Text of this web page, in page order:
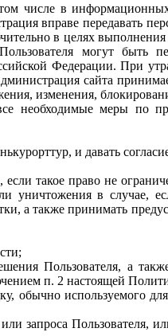
числе в
вправе передавать
в целях
могут быть
Федерации. При
сайта
изменения,
необходимые меры по
и давать
такое право не
уничтожения в случае,
а также принимать
Пользователя, а
п. 2 настоящей
обычно используемого
запроса Пользователя,